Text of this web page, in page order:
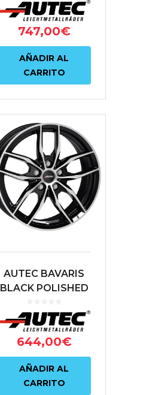
747,00€
AÑADIR AL
CARRITO
AUTEC BAVARIS
BLACK POLISHED
66.6 NEGRO
644,00€
AÑADIR AL
CARRITO